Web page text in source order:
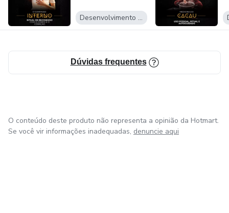
verdade, mais presença, mais profundidade...
Talvez seja hora de entrar na Tenda.
Desenvolvimento Pessoal
Dúvidas frequentes
O conteúdo deste produto não representa a opinião da Hotmart.
Se você vir informações inadequadas, denuncie aqui